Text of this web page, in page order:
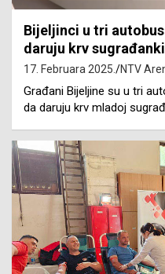
Bijeljinci u tri
daruju krv sugrađanki
17. Februara 2025. NTV
Građani Bijeljine su u tri
da daruju krv mladoj